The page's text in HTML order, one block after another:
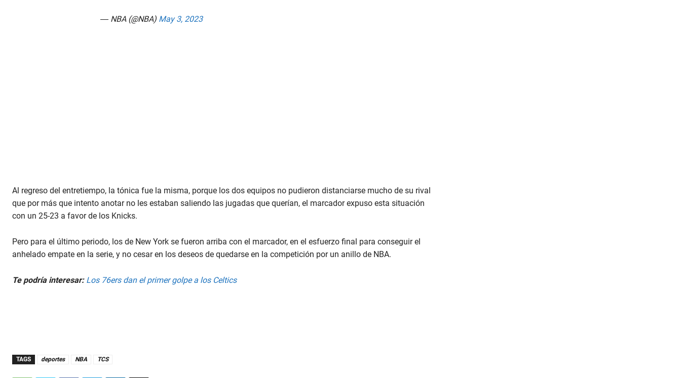
— NBA (@NBA) May 3, 2023
Al regreso del entretiempo, la tónica fue la misma, porque los dos equipos no pudieron distanciarse mucho de su rival
que por más que intento anotar no les estaban saliendo las jugadas que querían, el marcador expuso esta situación
con un 25-23 a favor de los Knicks.
Pero para el último periodo, los de New York se fueron arriba con el marcador, en el esfuerzo final para conseguir el
anhelado empate en la serie, y no cesar en los deseos de quedarse en la competición por un anillo de NBA.
Te podría interesar: Los 76ers dan el primer golpe a los Celtics
TAGS deportes NBA TCS